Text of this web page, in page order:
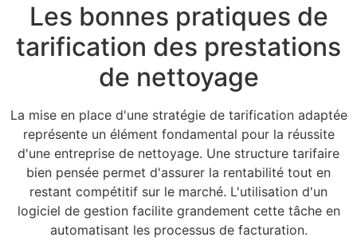
Les bonnes pratiques de
tarification des prestations
de nettoyage
La mise en place d'une stratégie de tarification adaptée
représente un élément fondamental pour la réussite
d'une entreprise de nettoyage. Une structure tarifaire
bien pensée permet d'assurer la rentabilité tout en
restant compétitif sur le marché. L'utilisation d'un
logiciel de gestion facilite grandement cette tâche en
automatisant les processus de facturation.